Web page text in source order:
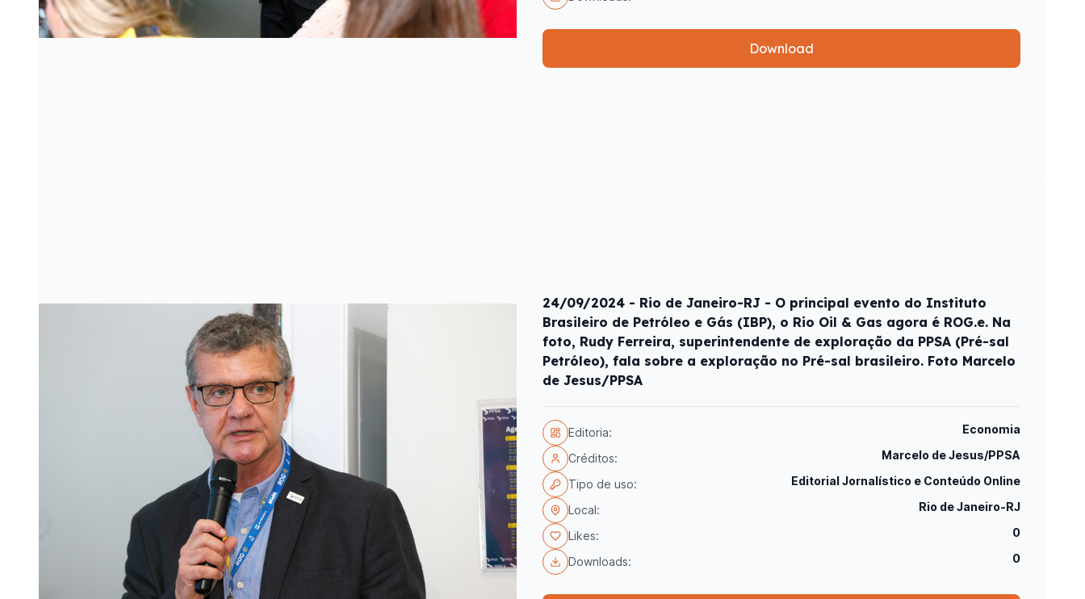
Download
24/09/2024 - Rio de Janeiro-RJ - O principal evento do Instituto
Brasileiro de Petróleo e Gás (IBP), o Rio Oil & Gas agora é ROG.e. Na
foto, Rudy Ferreira, superintendente de exploração da PPSA (Pré-sal
Petróleo), fala sobre a exploração no Pré-sal brasileiro. Foto Marcelo
de Jesus/PPSA
Editoria: Economia
Créditos: Marcelo de Jesus/PPSA
Tipo de uso: Editorial Jornalístico e Conteúdo Online
Local: Rio de Janeiro-RJ
Likes: 0
Downloads: 0